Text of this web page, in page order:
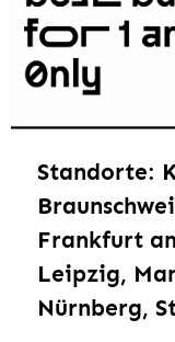
Standorte:
Frankfurt
Leipzig,
Nürnberg,